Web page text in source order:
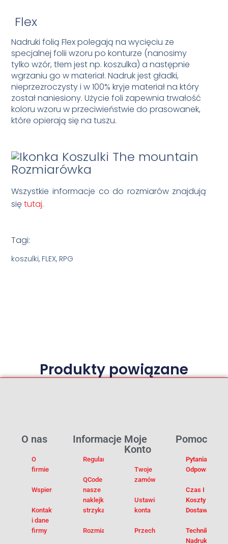
Flex
Nadruki folią Flex polegają na wycięciu ze
specjalnej folii wzoru po konturze (nanosimy
tylko wzór, tłem jest np. koszulka) a następnie
wgrzaniu go w materiał. Nadruk jest gładki,
nieprzezroczysty i w 100% kryje materiał na który
został naniesiony. Użycie foli zapewnia trwałość
koloru wzoru w przeciwieństwie do prasowanek,
które opierają się na tuszu.
Rozmiarówka
Wszystkie informacje co do rozmiarów znajdują
siętutaj.
Tagi:
koszulki, FLEX, RPG
Produkty powiązane
Pomoc
Pytania I
Odpowiedzi
Czas I
Koszty
Dostawy
Techniki
Nadruku
Moje
Konto
Twoje
zamówienia
Ustawienia
konta
Przechowalnia
Informacje
Regulamin
QCode –
nasze
naklejki na
strzykawki
Rozmiarówka
O nas
O
firmie
Wspieramy
Kontakt
i dane
firmy